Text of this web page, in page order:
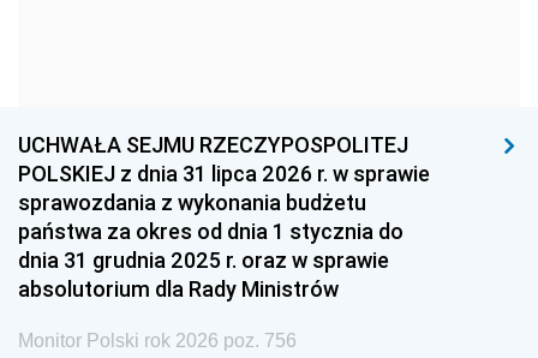
1939 1938 1937
1936 1930
UCHWAŁA SEJMU RZECZYPOSPOLITEJ
POLSKIEJ z dnia 31 lipca 2026 r. w sprawie
sprawozdania z wykonania budżetu
państwa za okres od dnia 1 stycznia do
dnia 31 grudnia 2025 r. oraz w sprawie
absolutorium dla Rady Ministrów
Monitor Polski rok 2026 poz. 756